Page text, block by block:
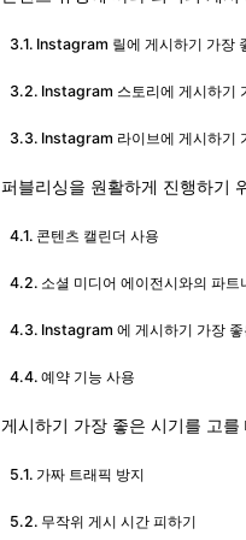
Instagram 릴에 게시하기 가장
Instagram 스토리에 게시하기
Instagram 라이브에 게시하기
퍼블리싱을 원활하게 진행하기
콘텐츠 캘린더 사용
소셜 미디어 에이전시와의 파트
Instagram 에 게시하기 가장
예약 기능 사용
게시하기 가장 좋은 시기를 고
가짜 트래픽 방지
무작위 게시 시간 피하기